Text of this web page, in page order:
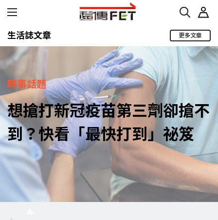
生活誌文章 更多文章
時事話題
想搶打新冠疫苗第三劑卻搶不
到？快看「最快打到」祕笈